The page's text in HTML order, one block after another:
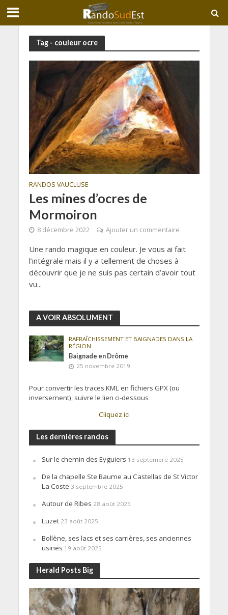
Tag - couleur ocre
RANDOS VAUCLUSE
Les mines d’ocres de
Mormoiron
8 décembre 2022 Ajouter un commentaire
Une rando magique en couleur. Je vous ai fait
l’intégrale mais il y a tellement de choses à
découvrir que je ne suis pas certain d’avoir tout
vu...
A VOIR ABSOLUMENT
RAFRAÎCHISSEMENT ET BAIGNADES DANS LA
RÉGION
Baignade en Drôme
25 novembre 2019
Pour convertir les traces KML en fichiers GPX (ou
inversement), suivre le lien ci-dessous
Cliquez ici
Les dernières randos
Sur le chemin des Eyguiers 13 septembre 2025
De la chapelle Ste Baume au Castellas de St Victor
La Coste 3 septembre 2025
Autour de Ribes 28 août 2025
Luzet 23 août 2025
Bollène, ses lacs et ses carrières, ses anciennes
usines 19 août 2025
Herald Posts Big